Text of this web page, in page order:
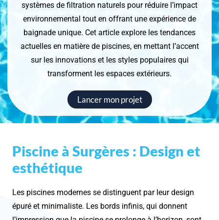
systèmes de filtration naturels pour réduire l’impact
environnemental tout en offrant une expérience de
baignade unique. Cet article explore les tendances
actuelles en matière de piscines, en mettant l’accent
sur les innovations et les styles populaires qui
transforment les espaces extérieurs.
Lancer mon projet
Piscine à Surgères : Design et
esthétique
Les piscines modernes se distinguent par leur design
épuré et minimaliste. Les bords infinis, qui donnent